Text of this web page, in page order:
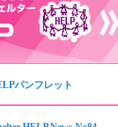
パンフレット